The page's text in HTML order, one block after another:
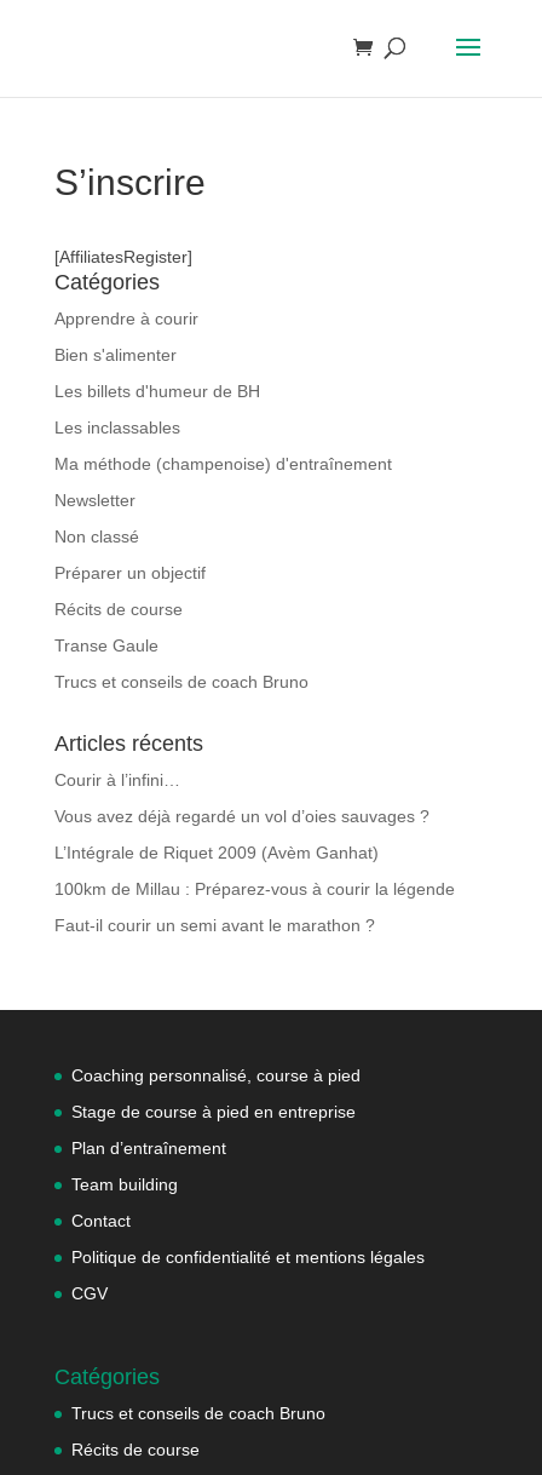
S’inscrire
[AffiliatesRegister]
Catégories
Apprendre à courir
Bien s'alimenter
Les billets d'humeur de BH
Les inclassables
Ma méthode (champenoise) d'entraînement
Newsletter
Non classé
Préparer un objectif
Récits de course
Transe Gaule
Trucs et conseils de coach Bruno
Articles récents
Courir à l’infini…
Vous avez déjà regardé un vol d’oies sauvages ?
L’Intégrale de Riquet 2009 (Avèm Ganhat)
100km de Millau : Préparez-vous à courir la légende
Faut-il courir un semi avant le marathon ?
Coaching personnalisé, course à pied
Stage de course à pied en entreprise
Plan d’entraînement
Team building
Contact
Politique de confidentialité et mentions légales
CGV
Catégories
Trucs et conseils de coach Bruno
Récits de course